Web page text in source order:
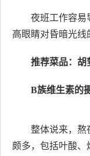
夜班工作容
高眼睛对昏暗光线
推荐菜品：胡
B族维生素的
整体说来，熬
颇多，包括叶酸、